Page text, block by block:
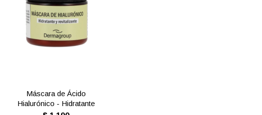
Máscara de Ácido
Hialurónico - Hidratante